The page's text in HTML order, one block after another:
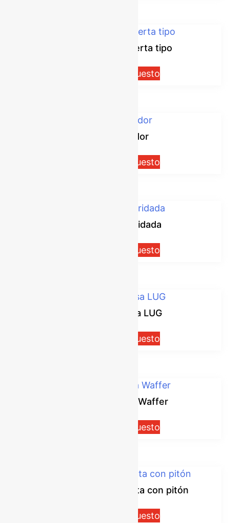
Válvula de compuerta tipo
Solicitar presupuesto
Válvula flotador
Solicitar presupuesto
Válvula globo bridada
Solicitar presupuesto
Válvula Mariposa LUG
Solicitar presupuesto
Válvula Mariposa Waffer
Solicitar presupuesto
Válvula de media vuelta con pitón
Solicitar presupuesto